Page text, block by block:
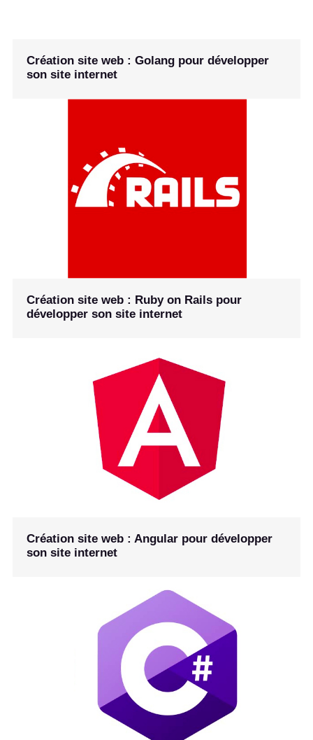
Création site web : Golang pour développer
son site internet
Création site web : Ruby on Rails pour
développer son site internet
Création site web : Angular pour développer
son site internet